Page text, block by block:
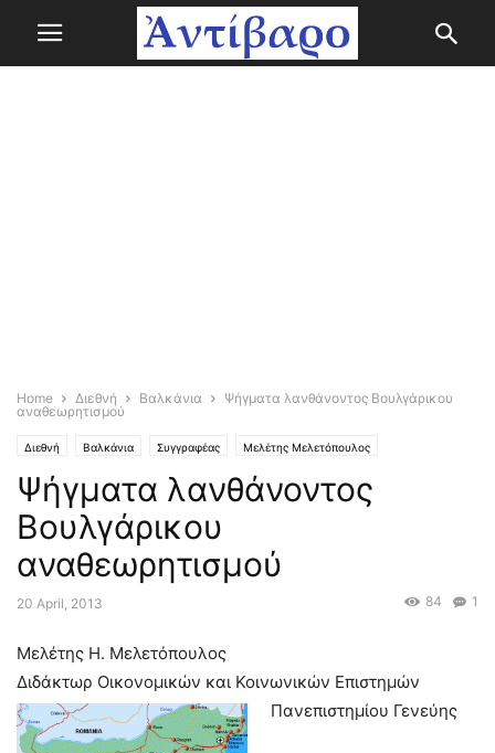
Home Διεθνή Βαλκάνια
Ψήγματα λανθάνοντος Βουλγάρικου
αναθεωρητισμού
Διεθνή Βαλκάνια Συγγραφέας Μελέτης Μελετόπουλος
Ψήγματα λανθάνοντος
Βουλγάρικου
αναθεωρητισμού
20 April, 2013 1
84
Μελέτης Η. Μελετόπουλος
Διδάκτωρ Οικονομικών και Κοινωνικών Επιστημών
Πανεπιστημίου Γενεύης